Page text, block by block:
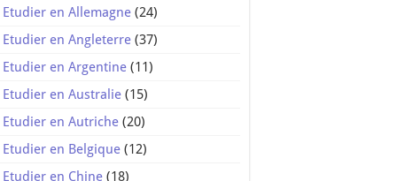
Etudier en Allemagne(24)
Etudier en Angleterre(37)
Etudier en Argentine(11)
Etudier en Australie(15)
Etudier en Autriche(20)
Etudier en Belgique(12)
Etudier en Chine(18)